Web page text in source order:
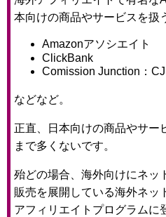
本向けの商品やサービスを扱
Amazonアソシエイト
ClickBank
Comission Junction：CJ
などなど。
正直、日本向けの商品やサー
まで多くないです。
殆どの場合、海外向けにネッ
販売を展開している海外ネッ
アフィリエイトプログラムに